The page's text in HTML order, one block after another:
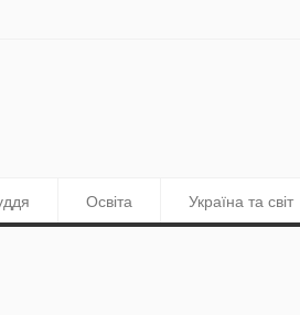
Освіта Україна та світ